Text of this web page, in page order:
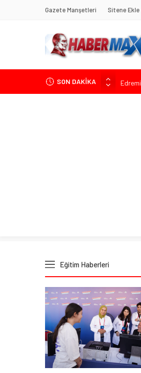
Gazete Manşetleri Sitene Ekle
SON DAKİKA
Tarihçi
Eğitim Haberleri